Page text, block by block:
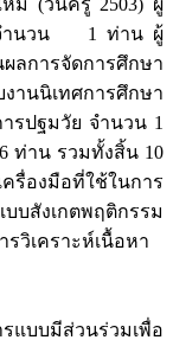
หม่ (วันครู 2503) ผู้
จำนวน 1 ท่าน ผู้
ลการจัดการศึกษา
นนิเทศการศึกษา
รปฐมวัย จำนวน 1
ท่าน รวมทั้งสิ้น 10
ครื่องมือที่ใช้ในการ
สังเกตพฤติกรรม
วิเคราะห์เนื้อหา
บมีส่วนร่วมเพื่อ